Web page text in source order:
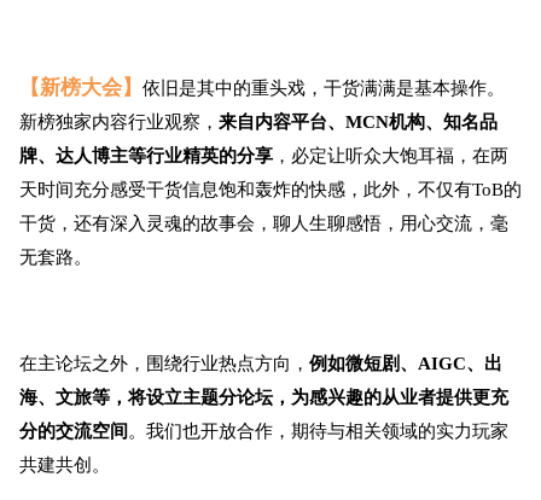
【新榜大会】 依旧是其中的重头戏，干货满满是基本操作。
新榜独家内容行业观察， 来自内容平台、MCN机构、知名品
牌、达人博主等行业精英的分享 ，必定让听众大饱耳福，在两
天时间充分感受干货信息饱和轰炸的快感，此外，不仅有ToB的
干货，还有深入灵魂的故事会，聊人生聊感悟，用心交流，毫
无套路。
在主论坛之外，围绕行业热点方向， 例如微短剧、AIGC、出
海、文旅等，将设立主题分论坛，为感兴趣的从业者提供更充
分的交流空间 。我们也开放合作，期待与相关领域的实力玩家
共建共创。